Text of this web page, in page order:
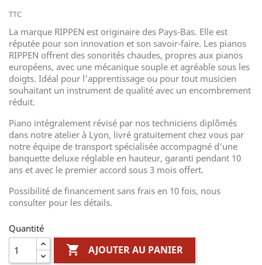
TTC
La marque RIPPEN est originaire des Pays-Bas. Elle est
réputée pour son innovation et son savoir-faire. Les pianos
RIPPEN offrent des sonorités chaudes, propres aux pianos
européens, avec une mécanique souple et agréable sous les
doigts. Idéal pour l'apprentissage ou pour tout musicien
souhaitant un instrument de qualité avec un encombrement
réduit.
Piano intégralement révisé par nos techniciens diplômés
dans notre atelier à Lyon, livré gratuitement chez vous par
notre équipe de transport spécialisée accompagné d'une
banquette deluxe réglable en hauteur, garanti pendant 10
ans et avec le premier accord sous 3 mois offert.
Possibilité de financement sans frais en 10 fois, nous
consulter pour les détails.
Quantité
 AJOUTER AU PANIER